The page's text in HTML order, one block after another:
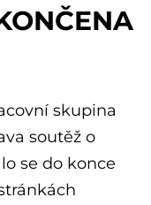
skupina
soutěž o
se do konce